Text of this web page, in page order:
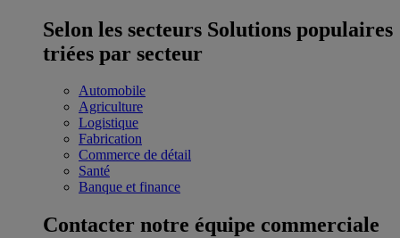
Selon les secteurs Solutions populaires
triées par secteur
Automobile
Agriculture
Logistique
Fabrication
Commerce de détail
Santé
Banque et finance
Contacter notre équipe commerciale